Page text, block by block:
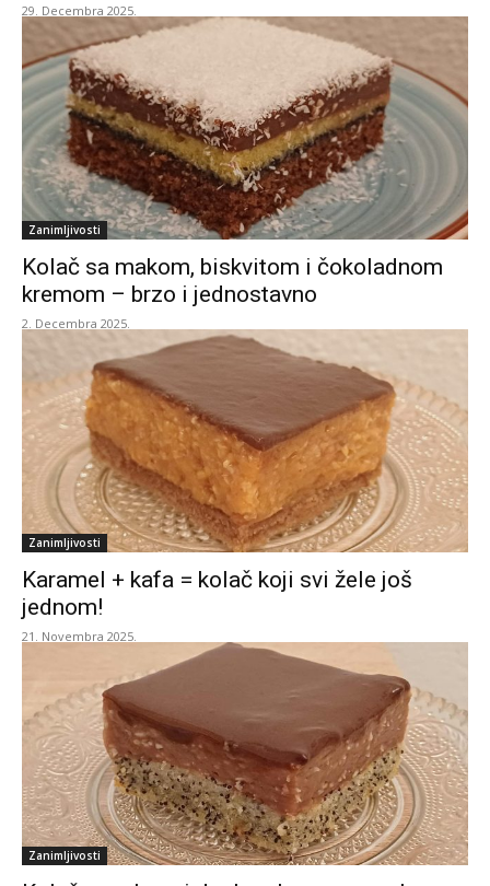
29. Decembra 2025.
Zanimljivosti
Kolač sa makom, biskvitom i čokoladnom
kremom – brzo i jednostavno
2. Decembra 2025.
Zanimljivosti
Karamel + kafa = kolač koji svi žele još
jednom!
21. Novembra 2025.
Zanimljivosti